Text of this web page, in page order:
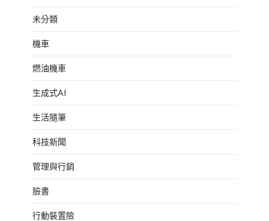
未分類
機車
燃油機車
生成式AI
生活隨筆
科技新聞
管理與行銷
臉書
行動裝置險